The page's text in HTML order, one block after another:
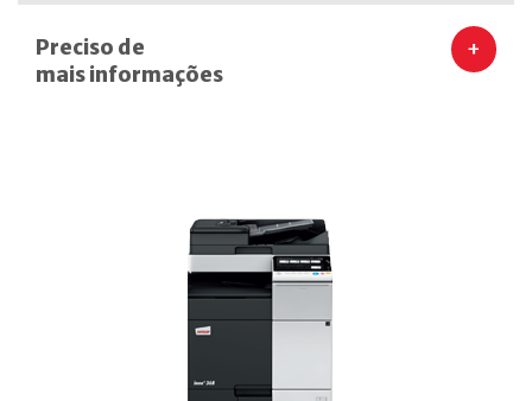
Preciso de
mais informações
+